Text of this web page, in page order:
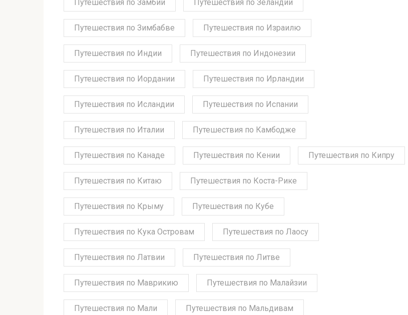
Путешествия по Замбии Путешествия по Зеландии
Путешествия по Зимбабве Путешествия по Израилю
Путешествия по Индии Путешествия по Индонезии
Путешествия по Иордании Путешествия по Ирландии
Путешествия по Исландии Путешествия по Испании
Путешествия по Италии Путешествия по Камбодже
Путешествия по Канаде Путешествия по Кении Путешествия по Кипру
Путешествия по Китаю Путешествия по Коста-Рике
Путешествия по Крыму Путешествия по Кубе
Путешествия по Кука Островам Путешествия по Лаосу
Путешествия по Латвии Путешествия по Литве
Путешествия по Маврикию Путешествия по Малайзии
Путешествия по Мали Путешествия по Мальдивам